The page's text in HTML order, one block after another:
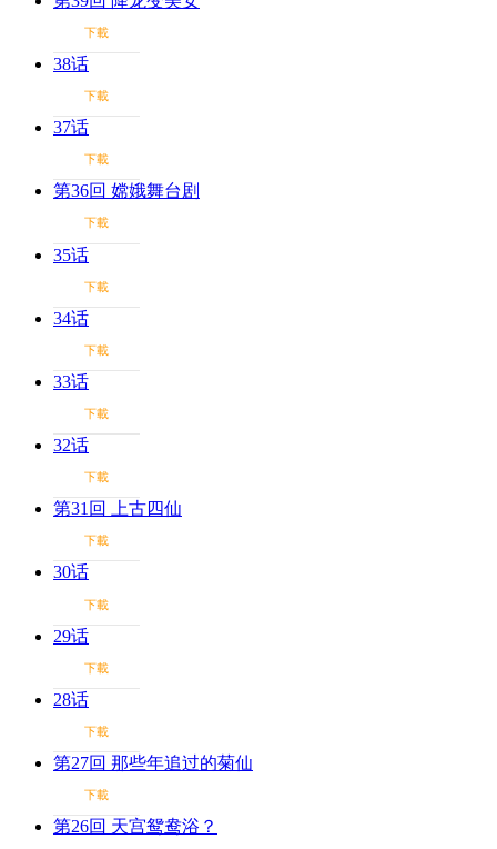
下載
38话
下載
37话
下載
第36回 嫦娥舞台剧
下載
35话
下載
34话
下載
33话
下載
32话
下載
第31回 上古四仙
下載
30话
下載
29话
下載
28话
下載
第27回 那些年追过的菊仙
下載
第26回 天宫鸳鸯浴？